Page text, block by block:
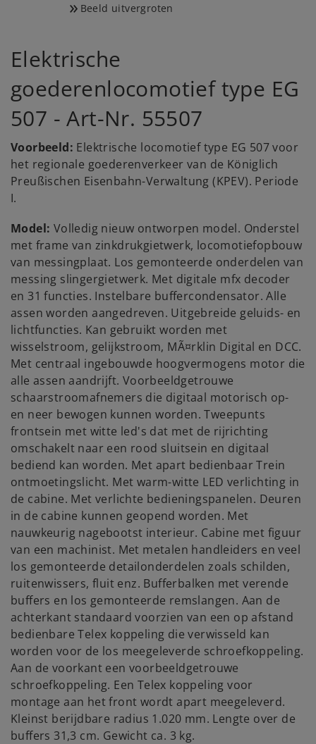
Beeld uitvergroten
Elektrische
goederenlocomotief type EG
507 - Art-Nr. 55507
Voorbeeld: Elektrische locomotief type EG 507 voor
het regionale goederenverkeer van de Königlich
Preußischen Eisenbahn-Verwaltung (KPEV). Periode
I.
Model: Volledig nieuw ontworpen model. Onderstel
met frame van zinkdrukgietwerk, locomotiefopbouw
van messingplaat. Los gemonteerde onderdelen van
messing slingergietwerk. Met digitale mfx decoder
en 31 functies. Instelbare buffercondensator. Alle
assen worden aangedreven. Uitgebreide geluids- en
lichtfuncties. Kan gebruikt worden met
wisselstroom, gelijkstroom, MÃ¤rklin Digital en DCC.
Met centraal ingebouwde hoogvermogens motor die
alle assen aandrijft. Voorbeeldgetrouwe
schaarstroomafnemers die digitaal motorisch op-
en neer bewogen kunnen worden. Tweepunts
frontsein met witte led's dat met de rijrichting
omschakelt naar een rood sluitsein en digitaal
bediend kan worden. Met apart bedienbaar Trein
ontmoetingslicht. Met warm-witte LED verlichting in
de cabine. Met verlichte bedieningspanelen. Deuren
in de cabine kunnen geopend worden. Met
nauwkeurig nagebootst interieur. Cabine met figuur
van een machinist. Met metalen handleiders en veel
los gemonteerde detailonderdelen zoals schilden,
ruitenwissers, fluit enz. Bufferbalken met verende
buffers en los gemonteerde remslangen. Aan de
achterkant standaard voorzien van een op afstand
bedienbare Telex koppeling die verwisseld kan
worden voor de los meegeleverde schroefkoppeling.
Aan de voorkant een voorbeeldgetrouwe
schroefkoppeling. Een Telex koppeling voor
montage aan het front wordt apart meegeleverd.
Kleinst berijdbare radius 1.020 mm. Lengte over de
buffers 31,3 cm. Gewicht ca. 3 kg.